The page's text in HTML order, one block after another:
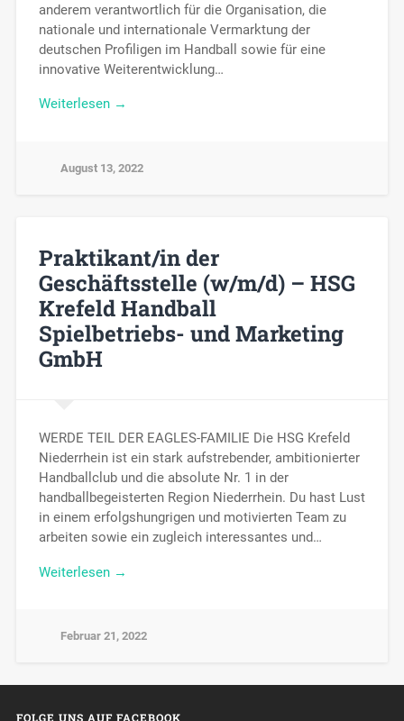
anderem verantwortlich für die Organisation, die
nationale und internationale Vermarktung der
deutschen Profiligen im Handball sowie für eine
innovative Weiterentwicklung…
Weiterlesen →
August 13, 2022
Praktikant/in der
Geschäftsstelle (w/m/d) – HSG
Krefeld Handball
Spielbetriebs- und Marketing
GmbH
WERDE TEIL DER EAGLES-FAMILIE Die HSG Krefeld
Niederrhein ist ein stark aufstrebender, ambitionierter
Handballclub und die absolute Nr. 1 in der
handballbegeisterten Region Niederrhein. Du hast Lust
in einem erfolgshungrigen und motivierten Team zu
arbeiten sowie ein zugleich interessantes und…
Weiterlesen →
Februar 21, 2022
FOLGE UNS AUF FACEBOOK